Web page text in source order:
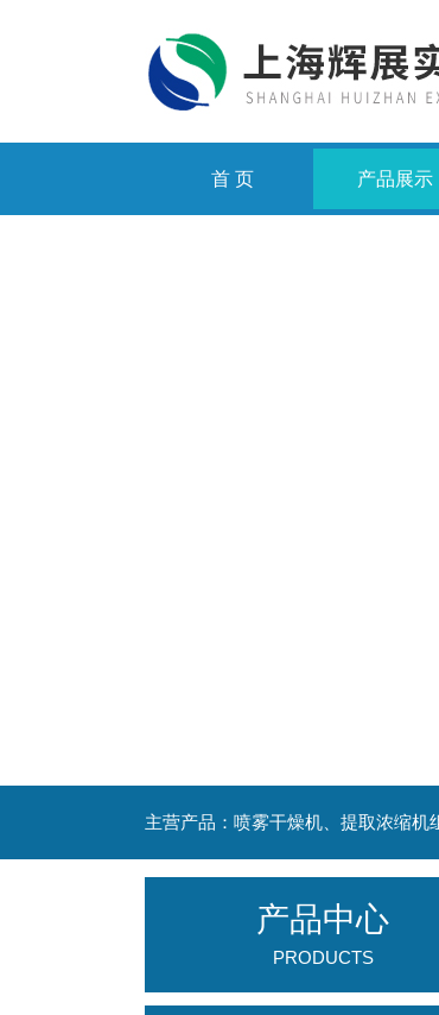
首 页 产品展示
产品中心
PRODUCTS